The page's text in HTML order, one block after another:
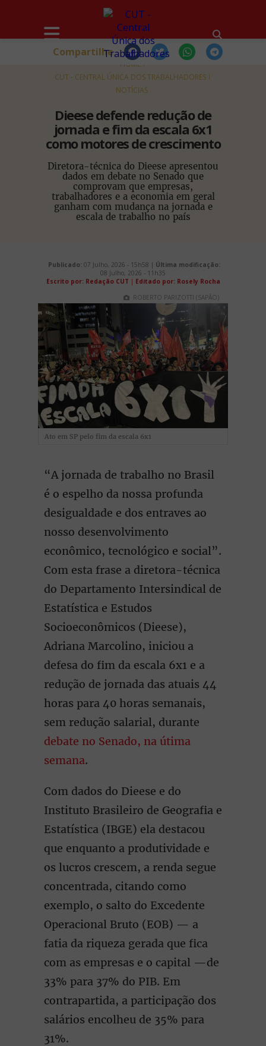
HOME
CUT - CENTRAL ÚNICA DOS TRABALHADORES
NOTÍCIAS
Dieese defende redução de
jornada e fim da escala 6x1
como motores de crescimento
Diretora-técnica do Dieese apresentou
dados em debate no Senado que
comprovam que empresas,
trabalhadores e a economia em geral
ganham com mudança na jornada e
escala de trabalho no país
Compartilhe
Publicado: 07 Julho, 2026 - 15h58 | Última modificação:
08 Julho, 2026 - 11h35
Escrito por: Redação CUT | Editado por: Rosely Rocha
ROBERTO PARIZOTTI (SAPÃO)
Ato em SP pelo fim da escala 6x1
“A jornada de trabalho no Brasil
é o espelho da nossa profunda
desigualdade e dos entraves ao
nosso desenvolvimento
econômico, tecnológico e social”.
Com esta frase a diretora-técnica
do Departamento Intersindical de
Estatística e Estudos
Socioeconômicos (Dieese),
Adriana Marcolino, iniciou a
defesa do fim da escala 6x1 e a
redução de jornada das atuais 44
horas para 40 horas semanais,
sem redução salarial, durante
debate no Senado, na útima
semana.
Com dados do Dieese e do
Instituto Brasileiro de Geografia e
Estatística (IBGE) ela destacou
que enquanto a produtividade e
os lucros crescem, a renda segue
concentrada, citando como
exemplo, o salto do Excedente
Operacional Bruto (EOB) — a
fatia da riqueza gerada que fica
com as empresas e o capital —de
33% para 37% do PIB. Em
contrapartida, a participação dos
salários encolheu de 35% para
31%.